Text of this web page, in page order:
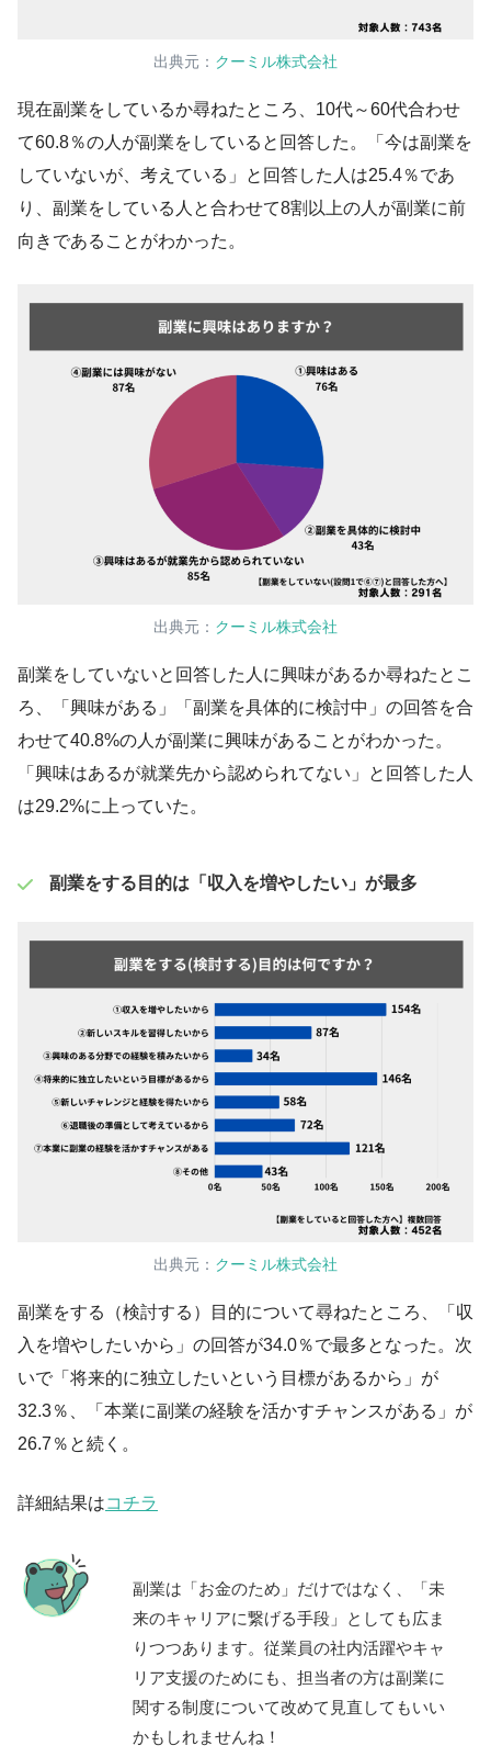
出典元： クーミル株式会社
現在副業をしているか尋ねたところ、10代～60代合わせ
て60.8％の人が副業をしていると回答した。「今は副業を
していないが、考えている」と回答した人は25.4％であ
り、副業をしている人と合わせて8割以上の人が副業に前
向きであることがわかった。
出典元： クーミル株式会社
副業をしていないと回答した人に興味があるか尋ねたとこ
ろ、「興味がある」「副業を具体的に検討中」の回答を合
わせて40.8%の人が副業に興味があることがわかった。
「興味はあるが就業先から認められてない」と回答した人
は29.2%に上っていた。
副業をする目的は「収入を増やしたい」が最多
出典元： クーミル株式会社
副業をする（検討する）目的について尋ねたところ、「収
入を増やしたいから」の回答が34.0％で最多となった。次
いで「将来的に独立したいという目標があるから」が
32.3％、「本業に副業の経験を活かすチャンスがある」が
26.7％と続く。
詳細結果はコチラ
副業は「お金のため」だけではなく、「未
来のキャリアに繋げる手段」としても広ま
りつつあります。従業員の社内活躍やキャ
リア支援のためにも、担当者の方は副業に
関する制度について改めて見直してもいい
かもしれませんね！